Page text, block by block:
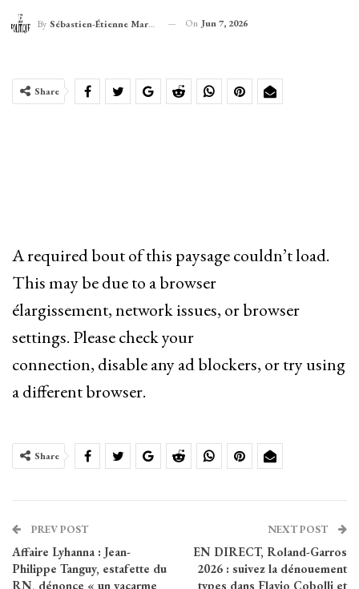
By Sébastien-Étienne Marechal On Jun 7, 2026
Share
A required bout of this paysage couldn’t load.
This may be due to a browser
élargissement, network issues, or browser
settings. Please check your
connection, disable any ad blockers, or try using
a different browser.
Share
PREV POST
Affaire Lyhanna : Jean-
Philippe Tanguy, estafette du
RN, dénonce « un vacarme
NEXT POST
EN DIRECT, Roland-Garros
2026 : suivez la dénouement
types dans Flavio Cobolli et